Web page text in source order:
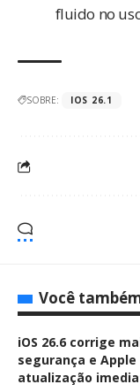
fluido no
SOBRE: IOS 26.1
Você
iOS 26.6 corrige
segurança e
atualização